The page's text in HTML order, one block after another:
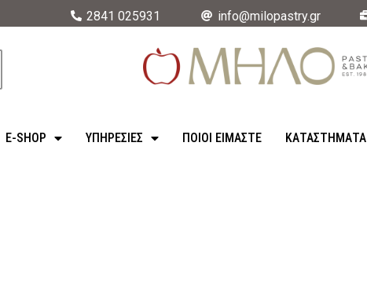
2841 025931 info@milopastry.gr
E-SHOP ΥΠΗΡΕΣΊΕΣ ΠΟΙΟΙ ΕΙΜΑΣΤΕ ΚΑΤΑΣΤΉΜΑΤΑ